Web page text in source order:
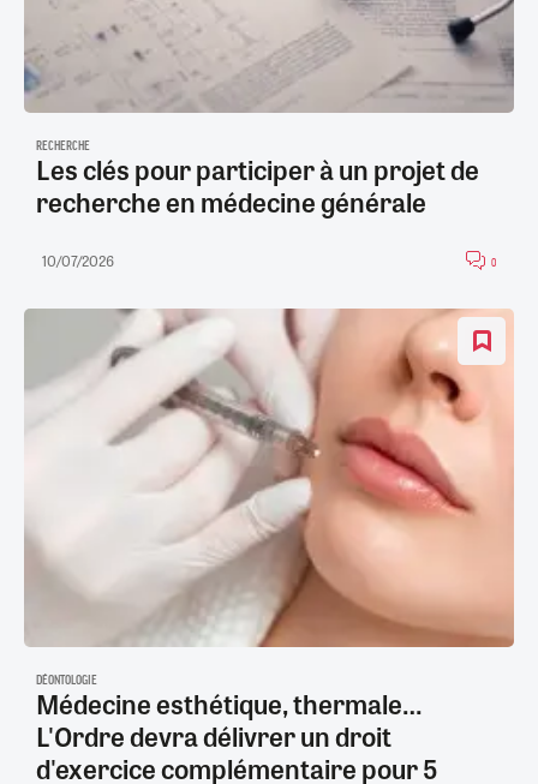
RECHERCHE
Les clés pour participer à un projet de
recherche en médecine générale
10/07/2026 0
DÉONTOLOGIE
Médecine esthétique, thermale…
L'Ordre devra délivrer un droit
d'exercice complémentaire pour 5